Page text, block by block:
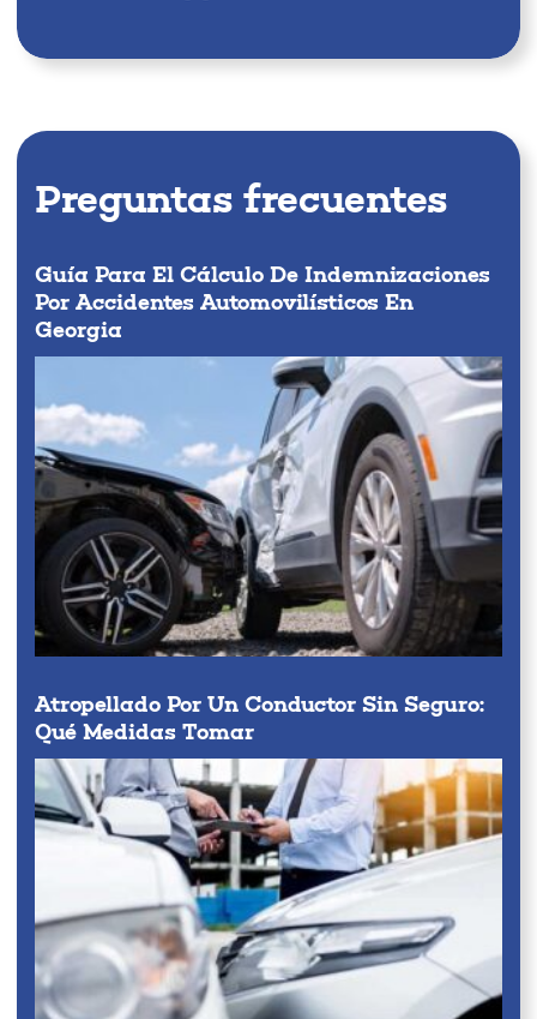
Preguntas frecuentes
Guía Para El Cálculo De Indemnizaciones
Por Accidentes Automovilísticos En
Georgia
Atropellado Por Un Conductor Sin Seguro:
Qué Medidas Tomar